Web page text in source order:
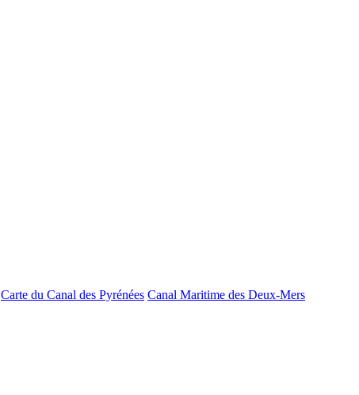
Carte du Canal des Pyrénées Canal Maritime des Deux-Mers